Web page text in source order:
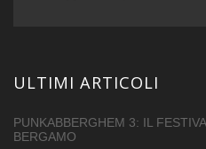
ULTIMI ARTICOLI
PUNKABBERGHEM 3: IL
BERGAMO